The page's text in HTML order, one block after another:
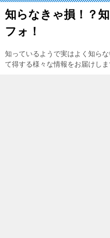
知らなきゃ損！？
フォ！
知っているようで実はよく知ら
て得する様々な情報をお届けしま